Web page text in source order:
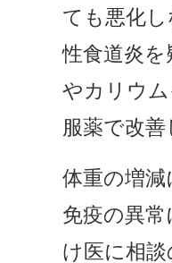
ても悪化
性食道炎
やカリウ
服薬で改善
体重の増
免疫の異
け医に相